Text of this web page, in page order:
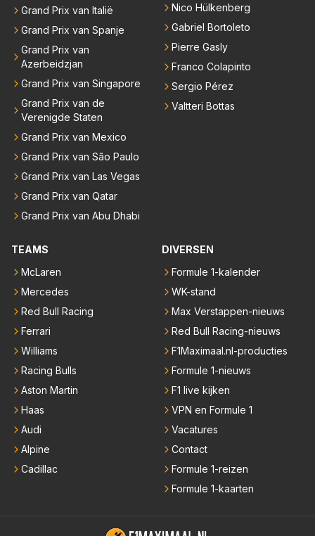
Grand Prix van Italië
Grand Prix van Spanje
Grand Prix van
Azerbeidzjan
Grand Prix van Singapore
Grand Prix van de
Verenigde Staten
Grand Prix van Mexico
Grand Prix van São Paulo
Grand Prix van Las Vegas
Grand Prix van Qatar
Grand Prix van Abu Dhabi
Nico Hülkenberg
Gabriel Bortoleto
Pierre Gasly
Franco Colapinto
Sergio Pérez
Valtteri Bottas
TEAMS
McLaren
Mercedes
Red Bull Racing
Ferrari
Williams
Racing Bulls
Aston Martin
Haas
Audi
Alpine
Cadillac
DIVERSEN
Formule 1-kalender
WK-stand
Max Verstappen-nieuws
Red Bull Racing-nieuws
F1Maximaal.nl-producties
Formule 1-nieuws
F1 live kijken
VPN en Formule 1
Vacatures
Contact
Formule 1-reizen
Formule 1-kaarten